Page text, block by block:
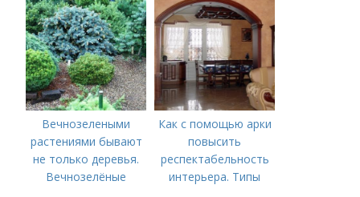
Вечнозелеными
растениями бывают
не только деревья.
Вечнозелёные
Как с помощью арки
повысить
респектабельность
интерьера. Типы